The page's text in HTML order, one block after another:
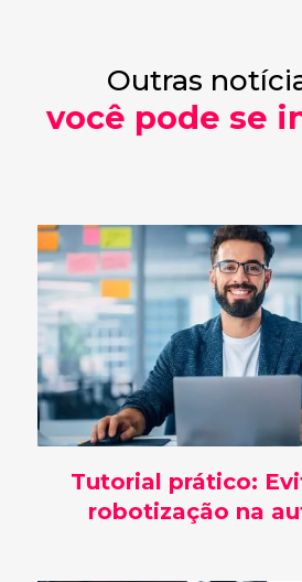
Outras
você pode se
Tutorial prático:
robotização na